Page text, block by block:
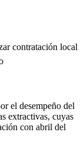
contratación local
el desempeño del
extractivas, cuyas
con abril del